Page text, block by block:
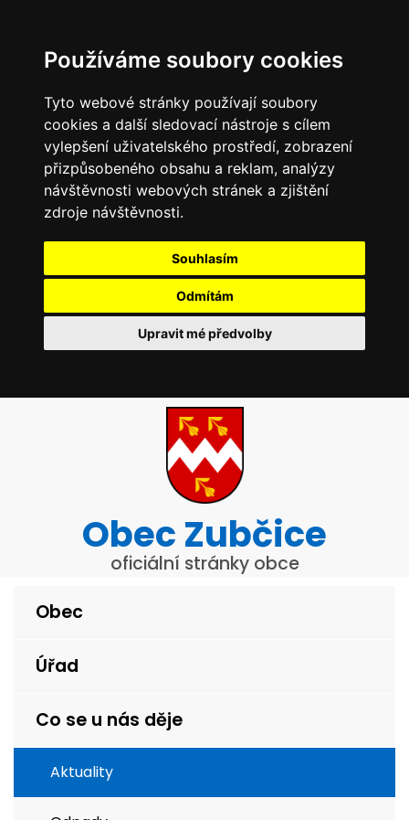
Používáme soubory cookies
Tyto webové stránky používají soubory
cookies a další sledovací nástroje s cílem
vylepšení uživatelského prostředí, zobrazení
přizpůsobeného obsahu a reklam, analýzy
návštěvnosti webových stránek a zjištění
zdroje návštěvnosti.
Souhlasím
Odmítám
Upravit mé předvolby
Obec Zubčice
oficiální stránky obce
Obec
Úřad
Co se u nás děje
Aktuality